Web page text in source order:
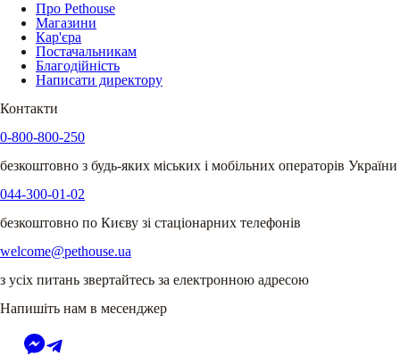
Про Pethouse
Магазини
Кар'єра
Постачальникам
Благодійність
Написати директору
Контакти
0-800-800-250
безкоштовно з будь-яких міських і мобільних операторів України
044-300-01-02
безкоштовно по Києву зі стаціонарних телефонів
welcome@pethouse.ua
з усіх питань звертайтесь за електронною адресою
Напишіть нам в месенджер